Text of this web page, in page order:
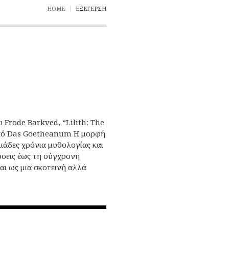
HOME ΕΞΈΓΕΡΣΗ
Frode Barkved, “Lilith: The
Das Goetheanum Η μορφή
χρόνια μυθολογίας και
έως τη σύγχρονη
ως μια σκοτεινή αλλά